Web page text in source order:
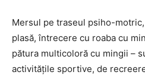
Mersul pe traseul psiho-
plasă, întrecere cu roaba cu
pătura multicoloră cu mingii –
activitățile sportive, de